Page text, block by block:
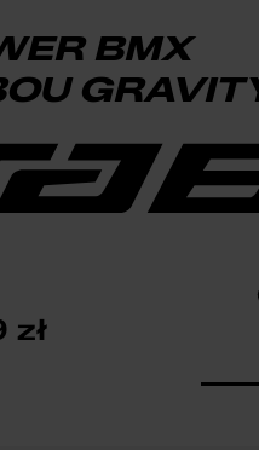
BMX
zł